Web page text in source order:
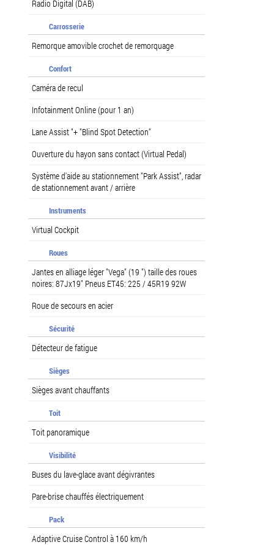
Radio Digital (DAB)
Carrosserie
Remorque amovible crochet de remorquage
Confort
Caméra de recul
Infotainment Online (pour 1 an)
Lane Assist "+ "Blind Spot Detection"
Ouverture du hayon sans contact (Virtual Pedal)
Système d'aide au stationnement "Park Assist", radar
de stationnement avant / arrière
Instruments
Virtual Cockpit
Roues
Jantes en alliage léger "Vega" (19 ") taille des roues
noires: 87Jx19" Pneus ET45: 225 / 45R19 92W
Roue de secours en acier
Sécurité
Détecteur de fatigue
Sièges
Sièges avant chauffants
Toit
Toit panoramique
Visibilité
Buses du lave-glace avant dégivrantes
Pare-brise chauffés électriquement
Pack
Adaptive Cruise Control à 160 km/h